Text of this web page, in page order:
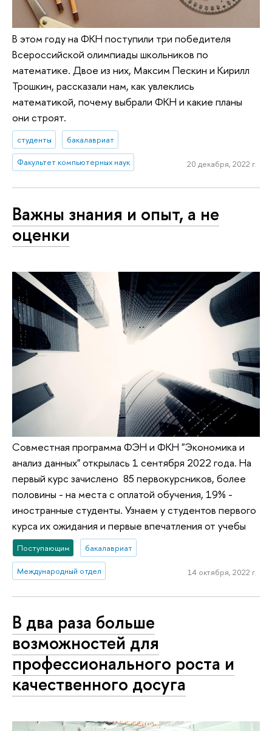
В этом году на ФКН поступили три победителя
Всероссийской олимпиады школьников по
математике. Двое из них, Максим Пескин и Кирилл
Трошкин, рассказали нам, как увлеклись
математикой, почему выбрали ФКН и какие планы
они строят.
студенты бакалавриат
Факультет компьютерных наук 20 декабря, 2022 г.
Важны знания и опыт, а не
оценки
Совместная программа ФЭН и ФКН "Экономика и
анализ данных" открылась 1 сентября 2022 года. На
первый курс зачислено 85 первокурсников, более
половины - на места с оплатой обучения, 19% -
иностранные студенты. Узнаем у студентов первого
курса их ожидания и первые впечатления от учебы
Поступающим бакалавриат
Международный отдел 14 октября, 2022 г.
В два раза больше
возможностей для
профессионального роста и
качественного досуга